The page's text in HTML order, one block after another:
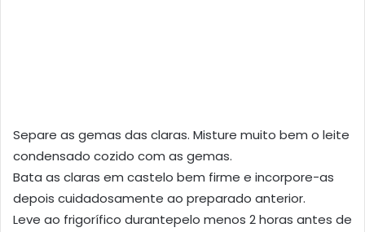
Separe as gemas das claras. Misture muito bem o leite
condensado cozido com as gemas.
Bata as claras em castelo bem firme e incorpore-as
depois cuidadosamente ao preparado anterior.
Leve ao frigorífico durantepelo menos 2 horas antes de